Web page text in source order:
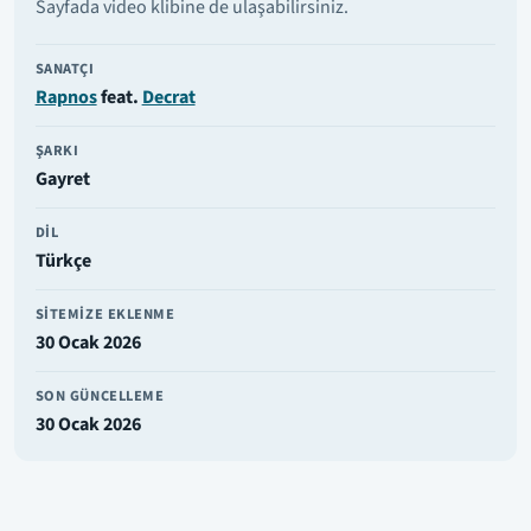
Sayfada video klibine de ulaşabilirsiniz.
SANATÇI
Rapnosfeat.Decrat
ŞARKI
Gayret
DIL
Türkçe
SITEMIZE EKLENME
30 Ocak 2026
SON GÜNCELLEME
30 Ocak 2026